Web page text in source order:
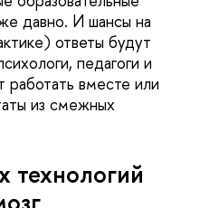
давно. И шансы на
ответы будут
педагоги и
работать вместе или
из смежных